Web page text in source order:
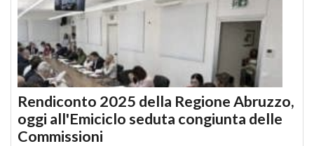
Rendiconto 2025 della Regione Abruzzo,
oggi all'Emiciclo seduta congiunta delle
Commissioni